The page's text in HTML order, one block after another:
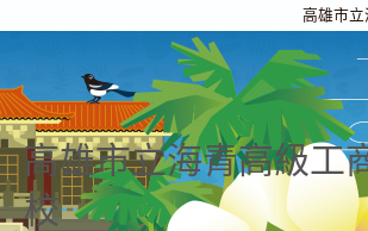
高雄市
高雄市立海青高級工
校